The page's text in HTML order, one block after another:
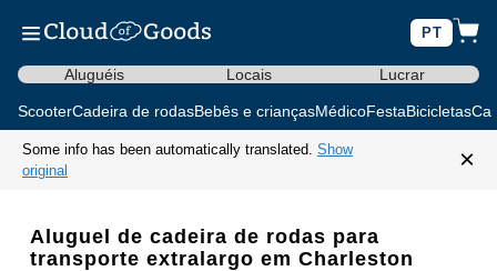
PT
Aluguéis Locais Lucrar
ScooterCadeira de rodasBebês e criançasMédicoFestaBicicletas
Some info has been automatically translated. Show
original
×
Aluguel de cadeira de rodas para
transporte extralargo em Charleston